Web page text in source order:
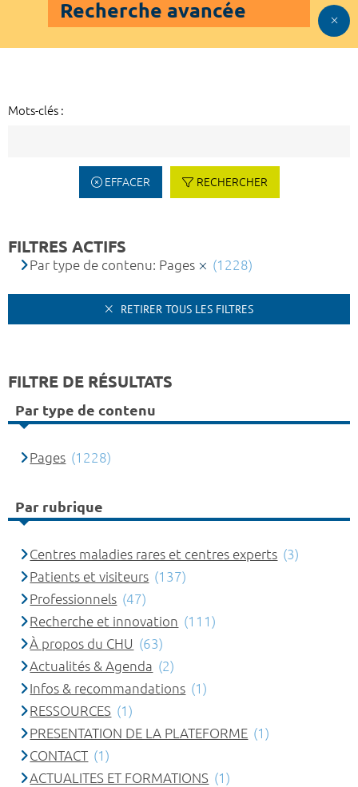
Recherche avancée
Mots-clés :
EFFACER RECHERCHER
FILTRES ACTIFS
Par type de contenu: Pages (1228)
RETIRER TOUS LES FILTRES
FILTRE DE RÉSULTATS
Par type de contenu
Pages (1228)
Par rubrique
Centres maladies rares et centres experts (3)
Patients et visiteurs (137)
Professionnels (47)
Recherche et innovation (111)
À propos du CHU (63)
Actualités & Agenda (2)
Infos & recommandations (1)
RESSOURCES (1)
PRESENTATION DE LA PLATEFORME (1)
CONTACT (1)
ACTUALITES ET FORMATIONS (1)